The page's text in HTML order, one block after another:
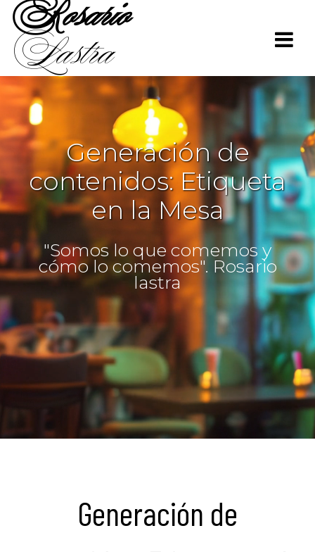
Rosario
Lastra
Generación de
contenidos: Etiqueta
en la Mesa
"Somos lo que comemos y
cómo lo comemos". Rosario
lastra
Generación de